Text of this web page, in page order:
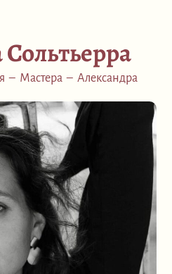
– Мастера –Александра